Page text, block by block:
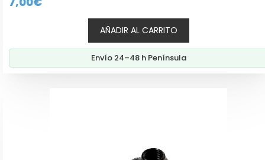
AÑADIR AL CARRITO
Envío 24–48 h Península